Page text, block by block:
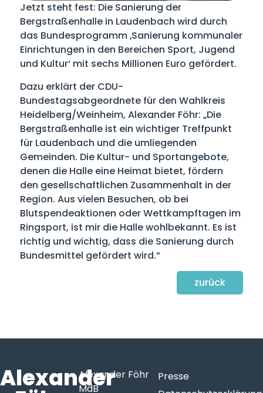
Jetzt steht fest: Die Sanierung der
Bergstraßenhalle in Laudenbach wird durch
das Bundesprogramm ‚Sanierung kommunaler
Einrichtungen in den Bereichen Sport, Jugend
und Kultur‘ mit sechs Millionen Euro gefördert.
Dazu erklärt der CDU-
Bundestagsabgeordnete für den Wahlkreis
Heidelberg/Weinheim, Alexander Föhr: „Die
Bergstraßenhalle ist ein wichtiger Treffpunkt
für Laudenbach und die umliegenden
Gemeinden. Die Kultur- und Sportangebote,
denen die Halle eine Heimat bietet, fördern
den gesellschaftlichen Zusammenhalt in der
Region. Aus vielen Besuchen, ob bei
Blutspendeaktionen oder Wettkampftagen im
Ringsport, ist mir die Halle wohlbekannt. Es ist
richtig und wichtig, dass die Sanierung durch
Bundesmittel gefördert wird.“
zurück
AlexanderAlexander Föhr
MdB
Presse